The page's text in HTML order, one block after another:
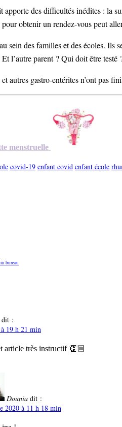
apporte des difficultés inédites : la
pour obtenir un rendez-vous peut
sein des familles et des écoles. Ils
l’autre parent ? Qui doit être testé
autres gastro-entérites n’ont pas
menstruelle
covid-19 enfant covid enfant école
bureau
dit :
19 h 21 min
article très instructif 👏🏼
Dounia dit :
2020 à 11 h 18 min